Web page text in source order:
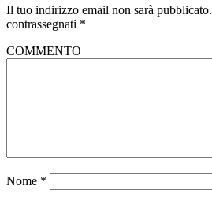
Il tuo indirizzo email non sarà pubblicato.
contrassegnati *
COMMENTO
Nome *